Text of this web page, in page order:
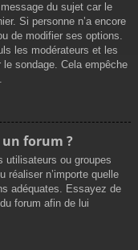
du sujet car le
Si personne n’a encore
de modifier ses options.
les modérateurs et les
sondage. Cela empêche
un forum ?
utilisateurs ou groupes
réaliser n’importe quelle
adéquates. Essayez de
forum afin de lui